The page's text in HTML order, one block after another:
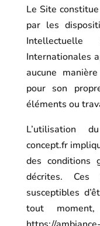
Le Site
par les
Internationales
aucune
pour son
éléments ou
L’utilisation
concept.fr
des conditions
décrites. Ces
susceptibles
tout